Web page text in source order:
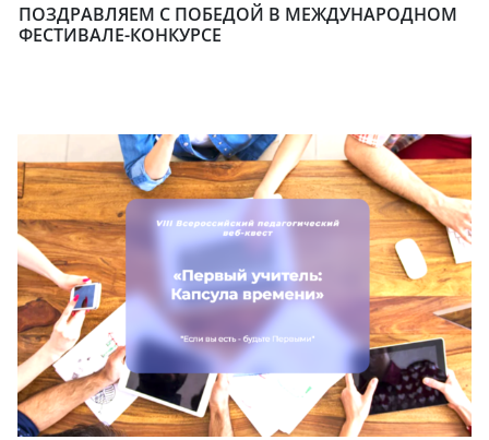
ПОЗДРАВЛЯЕМ С ПОБЕДОЙ В МЕЖДУНАРОДНОМ
ФЕСТИВАЛЕ-КОНКУРСЕ